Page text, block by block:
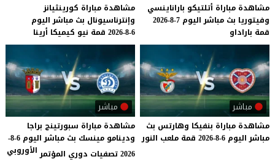
مشاهدة مباراة أتلتيكو باراناينسي
وفيتوريا بث مباشر اليوم 7-8-2026
قمة باراداو
مشاهدة مباراة كورينثيانز
وإنترناسيونال بث مباشر اليوم
6-8-2026
قمة نيو كيميكا أرينا
مباشر
مشاهدة مباراة بنفيكا وهارتس بث
مباشر اليوم 6-8-2026 قمة ملعب النور
مباشر
مشاهدة مباراة سبورتينج براجا
ودينامو مينسك بث مباشر اليوم 6-8-
2026 تصفيات دوري المؤتمر
الأوروبي